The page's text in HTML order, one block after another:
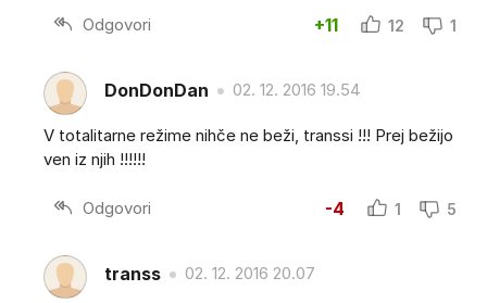
Odgovori +11 12 1
DonDonDan 02. 12. 2016 19.54
V totalitarne režime nihče ne beži, transsi !!! Prej bežijo
ven iz njih !!!!!!
Odgovori -4 1 5
transs 02. 12. 2016 20.07